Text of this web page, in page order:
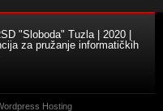
"Sloboda" Tuzla | 2020 |
za pružanje informatičkih
Hosting